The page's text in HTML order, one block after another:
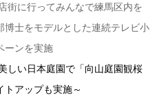
街に行ってみんなで練馬区内を
博士をモデルとした連続テレビ小
ーンを実施
しい日本庭園で「向山庭園観桜
トアップも実施～